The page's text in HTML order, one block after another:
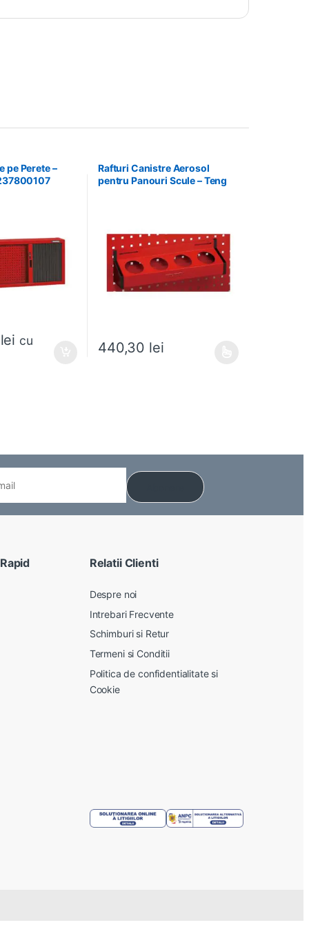
pe Perete –
lei cu
Rafturi Canistre Aerosol
pentru Panouri Scule – Teng
440,30 lei
Acest produs are mai multe variații. Opțiunile
Relatii Clienti
Despre noi
Intrebari Frecvente
Schimburi si Retur
Termeni si Conditii
Politica de confidentialitate si
Cookie